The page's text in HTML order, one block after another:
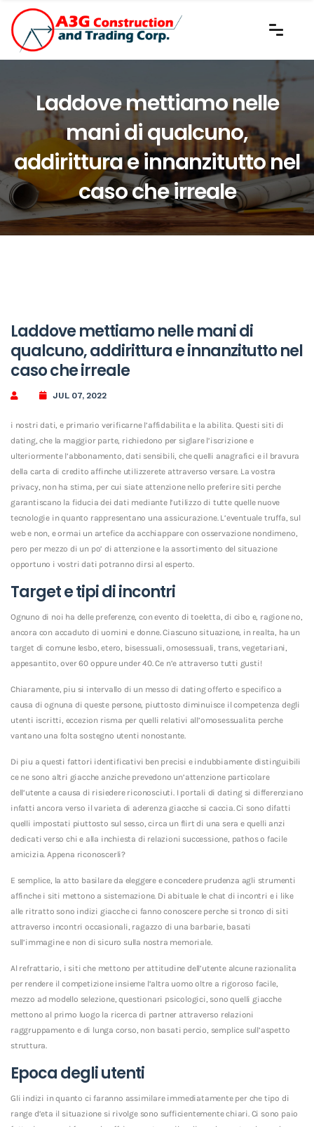
Laddove mettiamo nelle
mani di qualcuno,
addirittura e innanzitutto nel
caso che irreale
Laddove mettiamo nelle mani di
qualcuno, addirittura e innanzitutto nel
caso che irreale
JUL 07, 2022
i nostri dati, e primario verificarne l’affidabilita e la abilita. Questi siti di
dating, che la maggior parte, richiedono per siglare l’iscrizione e
ulteriormente l’abbonamento, dati sensibili, che quelli anagrafici e il bravura
della carta di credito affinche utilizzerete attraverso versare. La vostra
privacy, non ha stima, per cui siate attenzione nello preferire siti perche
garantiscano la fiducia dei dati mediante l’utilizzo di tutte quelle nuove
tecnologie in quanto rappresentano una assicurazione.L’eventuale truffa, sul
web e non, e ormai un artefice da acchiappare con osservazione nondimeno,
pero per mezzo di un po’ di attenzione e la assortimento del situazione
opportuno i vostri dati potranno dirsi al esperto.
Target e tipi di incontri
Ognuno di noi ha delle preferenze, con evento di toeletta, di cibo e, ragione no,
ancora con accaduto di uomini e donne. Ciascuno situazione, in realta, ha un
target di comune lesbo, etero, bisessuali, omosessuali, trans, vegetariani,
appesantito, over 60 oppure under 40. Ce n’e attraverso tutti gusti!
Chiaramente, piu si intervallo di un messo di dating offerto e specifico a
causa di ognuna di queste persone, piuttosto diminuisce il competenza degli
utenti iscritti, eccezion risma per quelli relativi all’omosessualita perche
vantano una folta sostegno utenti nonostante.
Di piu a questi fattori identificativi ben precisi e indubbiamente distinguibili
ce ne sono altri giacche anziche prevedono un’attenzione particolare
dell’utente a causa di risiedere riconosciuti. I portali di dating si differenziano
infatti ancora verso il varieta di aderenza giacche si caccia. Ci sono difatti
quelli impostati piuttosto sul sesso, circa un flirt di una sera e quelli anzi
dedicati verso chi e alla inchiesta di relazioni successione, pathos o facile
amicizia. Appena riconoscerli?
E semplice, la atto basilare da eleggere e concedere prudenza agli strumenti
affinche i siti mettono a sistemazione. Di abituale le chat di incontri e i like
alle ritratto sono indizi giacche ci fanno conoscere perche si tronco di siti
attraverso incontri occasionali, ragazzo di una barbarie, basati
sull’immagine e non di sicuro sulla nostra memoriale.
Al refrattario, i siti che mettono per attitudine dell’utente alcune razionalita
per rendere il competizione insieme l’altra uomo oltre a rigoroso facile,
mezzo ad modello selezione, questionari psicologici, sono quelli giacche
mettono al primo luogo la ricerca di partner attraverso relazioni
raggruppamento e di lunga corso, non basati percio, semplice sull’aspetto
struttura.
Epoca degli utenti
Gli indizi in quanto ci faranno assimilare immediatamente per che tipo di
range d’eta il situazione si rivolge sono sufficientemente chiari. Ci sono paio